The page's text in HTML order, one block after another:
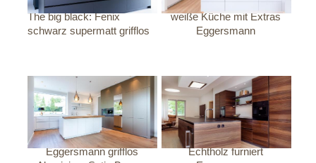
The big black: Fenix
schwarz supermatt grifflos
weiße Küche mit Extras
Eggersmann
Eggersmann grifflos
Echtholz furniert